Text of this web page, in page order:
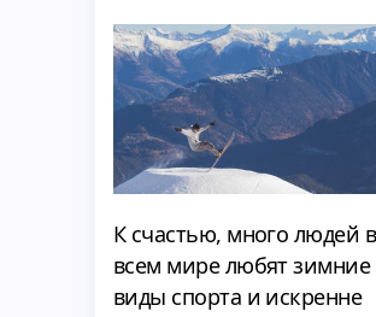
К счастью, много людей
всем мире любят зимние
виды спорта и искренне